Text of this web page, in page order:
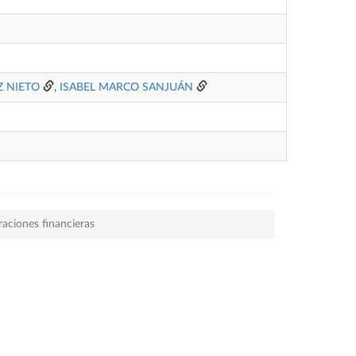
NIETO , ISABEL MARCO SANJUÁN
financieras